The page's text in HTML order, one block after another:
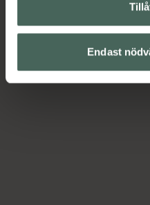
Endast